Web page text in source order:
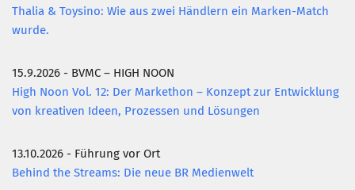
Thalia & Toysino: Wie aus zwei Händlern ein Marken-Match
wurde.
15.9.2026 - BVMC – HIGH NOON
High Noon Vol. 12: Der Markethon – Konzept zur Entwicklung
von kreativen Ideen, Prozessen und Lösungen
13.10.2026 - Führung vor Ort
Behind the Streams: Die neue BR Medienwelt